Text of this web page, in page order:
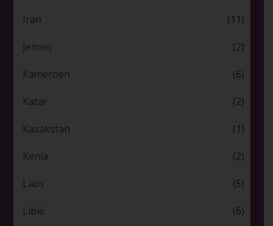
Iran (11)
Jemen (2)
Kameroen (6)
Katar (2)
Kazakstan (1)
Kenia (2)
Laos (5)
Libië (6)